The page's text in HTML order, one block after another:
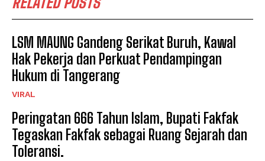
LSM MAUNG Gandeng Serikat Buruh, Kawal
Hak Pekerja dan Perkuat Pendampingan
Hukum di Tangerang
VIRAL
Peringatan 666 Tahun Islam, Bupati Fakfak
Tegaskan Fakfak sebagai Ruang Sejarah dan
Toleransi.